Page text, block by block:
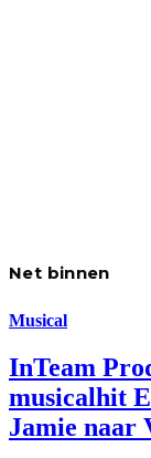
Net binnen
Musical
InTeam
musicalhit
Jamie naar